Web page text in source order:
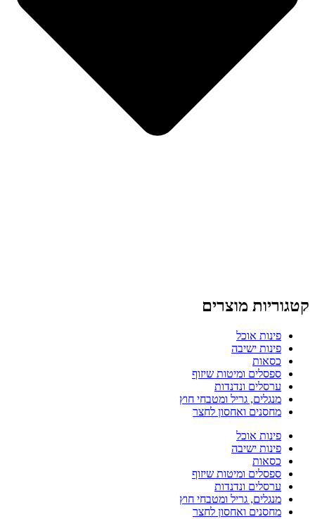
קטגוריות מוצרים
פינות אוכל
פינות ישיבה
כסאות
ספסלים ומיטות שיזוף
ערסלים ונדנדות
מנגלים, גריל ומטבחי חוץ
מחסנים ואחסון לחצר
פינות אוכל
פינות ישיבה
כסאות
ספסלים ומיטות שיזוף
ערסלים ונדנדות
מנגלים, גריל ומטבחי חוץ
מחסנים ואחסון לחצר